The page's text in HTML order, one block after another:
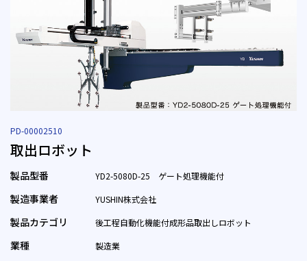
PD-00002510
取出ロボット
製品型番 YD2-5080D-25 ゲート処理機能付
製造事業者 YUSHIN株式会社
製品カテゴリ 後工程自動化機能付成形品取出しロボット
業種 製造業